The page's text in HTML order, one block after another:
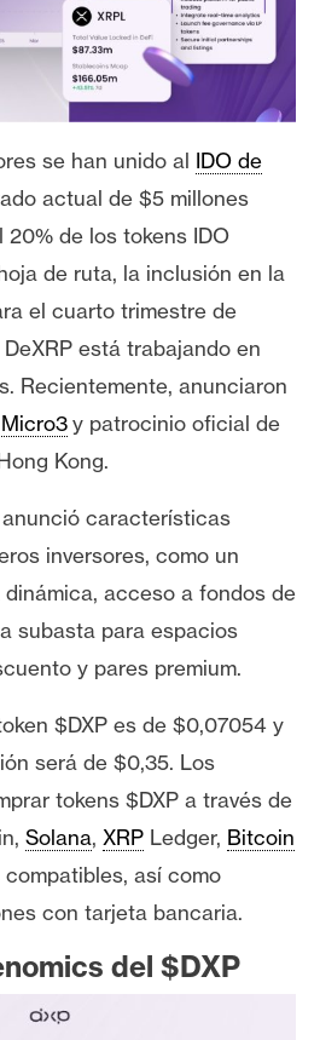
se han unido al IDO de
actual de $5 millones
de los tokens IDO
de ruta, la inclusión en la
el cuarto trimestre de
está trabajando en
Recientemente, anunciaron
Micro3y patrocinio oficial de
Kong.
anunció características
inversores, como un
acceso a fondos de
subasta para espacios
y pares premium.
$DXP es de $0,07054 y
será de $0,35. Los
tokens $DXP a través de
Solana, XRP Ledger, Bitcoin
así como
con tarjeta bancaria.
del $DXP